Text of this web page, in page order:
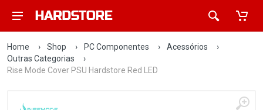
Home › Shop › PC Componentes › Acessórios
›
Outras Categorias
›
Rise Mode Cover PSU Hardstore Red LED